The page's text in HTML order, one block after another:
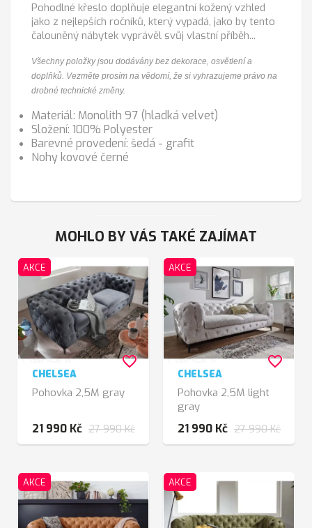
Pohodlné křeslo doplňuje elegantní kožený vzhled
jako z nejlepších ročníků, který vypadá, jako by tento
čalouněný nábytek vyprávěl svůj vlastní příběh...
Všechny položky jsou dodávány bez dekorace, osvětlení a
doplňků. Vezměte prosím na vědomí, že si vyhrazujeme právo na
drobné technické změny.
Materiál: Monolith 97 (hladká velvet)
Složení: 100% Polyester
Barevné provedení: šedá - grafit
Nohy kovové černé
MOHLO BY VÁS TAKÉ ZAJÍMAT
AKCE
CHELSEA
Pohovka 2,5M gray
21 990 Kč 27 990 Kč
favorite_border
AKCE
CHELSEA
Pohovka 2,5M light
gray
21 990 Kč 27 990 Kč
favorite_border
AKCE AKCE